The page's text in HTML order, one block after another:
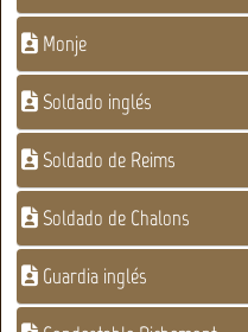
Monje
Soldado inglés
Soldado de Reims
Soldado de Chalons
Guardia inglés